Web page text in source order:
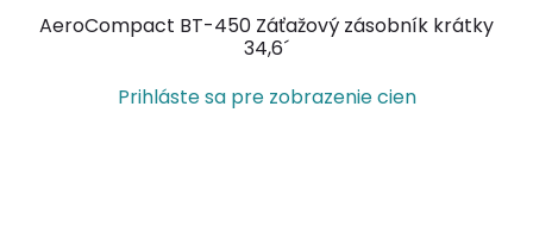
AeroCompact BT-450 Záťažový zásobník krátky
34,6´
Prihláste sa pre zobrazenie cien